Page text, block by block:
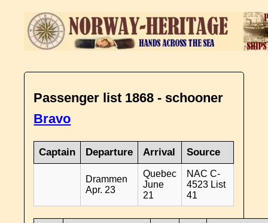
Passenger list 1868 - schooner
Bravo
Captain Departure Arrival Source
Drammen
Apr. 23
Quebec
June
21
NAC C-
4523 List
41